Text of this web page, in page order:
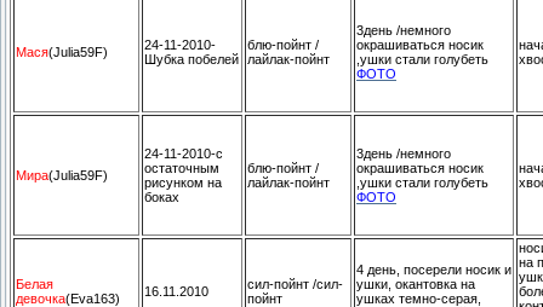
Мася(Julia59F)
24-11-2010-
Шубка побелей
блю-пойнт /
лайлак-пойнт
3день /немного
окрашиваться носик
,ушки стали голубеть
ФОТО
Мира(Julia59F)
24-11-2010-с
остаточным
рисунком на
боках
блю-пойнт /
лайлак-пойнт
3день /немного
окрашиваться носик
,ушки стали голубеть
ФОТО
Белая
девочка(Eva163) 16.11.2010
сил-пойнт /сил-
пойнт
4 день, посерели носик и
ушки, окантовка на
ушках темно-серая,
на